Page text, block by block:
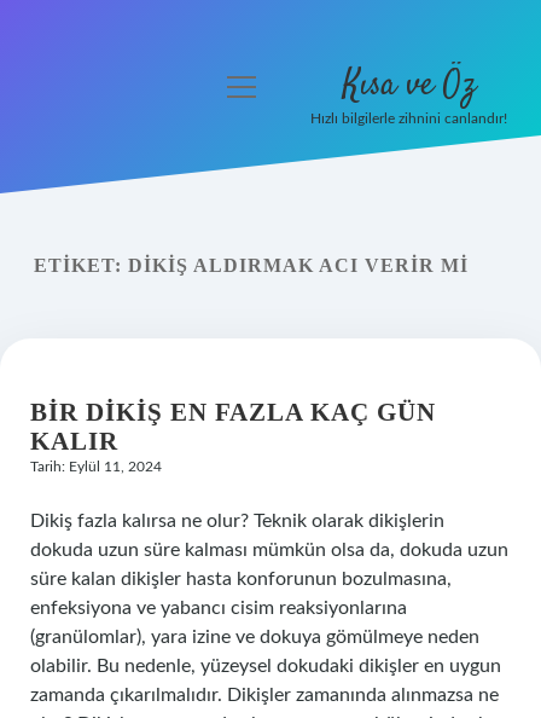
Yasal Uyarı
menüyü
Kısa ve Öz
Hızlı bilgilerle zihnini canlandır!
ETIKET: DIKIŞ ALDIRMAK ACI VERIR MI
BIR DIKIŞ EN FAZLA KAÇ GÜN
KALIR
Tarih: Eylül 11, 2024
Dikiş fazla kalırsa ne olur? Teknik olarak dikişlerin
dokuda uzun süre kalması mümkün olsa da, dokuda uzun
süre kalan dikişler hasta konforunun bozulmasına,
enfeksiyona ve yabancı cisim reaksiyonlarına
(granülomlar), yara izine ve dokuya gömülmeye neden
olabilir. Bu nedenle, yüzeysel dokudaki dikişler en uygun
zamanda çıkarılmalıdır. Dikişler zamanında alınmazsa ne